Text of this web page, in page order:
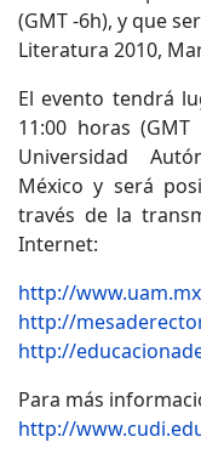
(GMT -6h), y que
Literatura 2010,
El evento tendrá
11:00 horas
Universidad
México y será
través de la
Internet:
http://www.uam.mx
http://
http://
Para más
http://